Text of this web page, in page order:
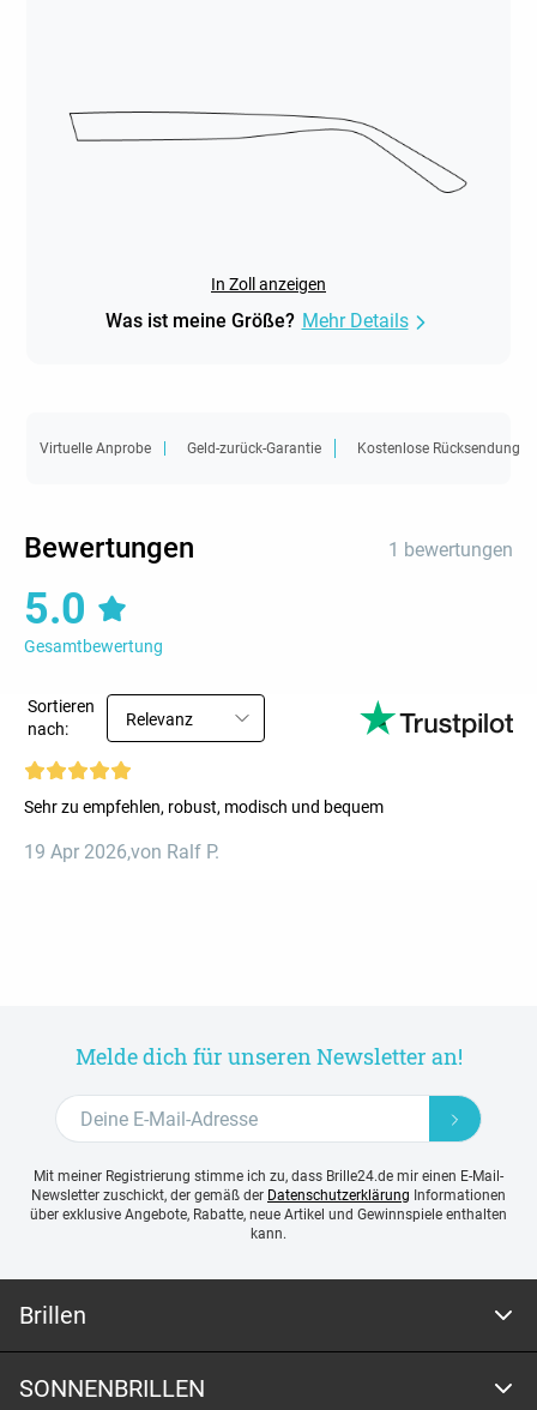
In Zoll anzeigen
Was ist meine Größe? Mehr Details
Virtuelle Anprobe Geld-zurück-Garantie Kostenlose Rücksendung
Bewertungen 1 bewertungen
5.0
Gesamtbewertung
Sortieren
nach:
Relevanz
Sehr zu empfehlen, robust, modisch und bequem
19 Apr 2026,von Ralf P.
Melde dich für unseren Newsletter an!
Mit meiner Registrierung stimme ich zu, dass Brille24.de mir einen E-Mail-
Newsletter zuschickt, der gemäß der Datenschutzerklärung Informationen
über exklusive Angebote, Rabatte, neue Artikel und Gewinnspiele enthalten
kann.
Brillen
SONNENBRILLEN